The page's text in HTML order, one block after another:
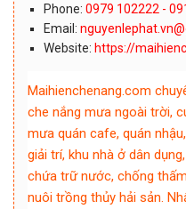
Phone: 0979 102222 -
Email:
Website: https://
Maihienchenang.com
che nắng mưa ngoài trời,
mưa quán cafe, quán
giải trí, khu nhà ở dân
chứa trữ nước, chống
nuôi trồng thủy hải sản.